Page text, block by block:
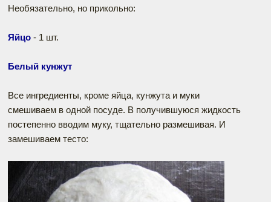
Необязательно, но прикольно:
Яйцо - 1 шт.
Белый кунжут
Все ингредиенты, кроме яйца, кунжута и муки
смешиваем в одной посуде. В получившуюся жидкость
постепенно вводим муку, тщательно размешивая. И
замешиваем тесто: